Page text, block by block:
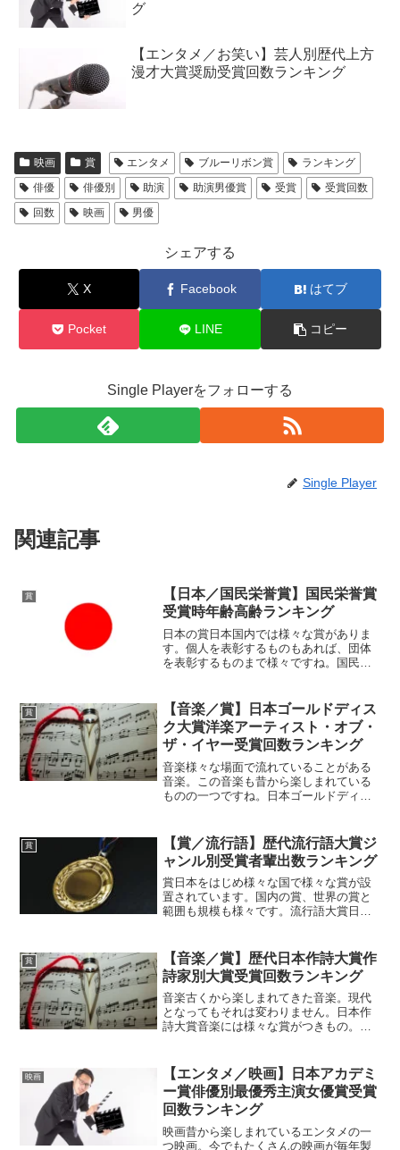
グ
【エンタメ／お笑い】芸人別歴代上方
漫才大賞奨励受賞回数ランキング
映画 賞 エンタメ ブルーリボン賞
ランキング
俳優
俳優別 助演 助演男優賞 受賞
受賞回数
回数
映画 男優
シェアする
X Facebook はてブ
Pocket LINE コピー
Single Playerをフォローする
Single Player
関連記事
賞
【日本／国民栄誉賞】国民栄誉賞
受賞時年齢高齢ランキング
日本の賞日本国内では様々な賞がありま
す。個人を表彰するものもあれば、団体
を表彰するものまで様々ですね。国民栄
国民栄誉賞は日本国民にも広く知られて
いる賞。内閣総理大臣が贈...
賞
【音楽／賞】日本ゴールドディス
ク大賞洋楽アーティスト・オブ・
ザ・イヤー受賞回数ランキング
音楽様々な場面で流れていることがある
音楽。この音楽も昔から楽しまれている
ものの一つですね。日本ゴールドディス
たりしていますが、そこにはそれぞれの
音楽があり、それぞれの良...
賞
【賞／流行語】歴代流行語大賞ジ
ャンル別受賞者輩出数ランキング
賞日本をはじめ様々な国で様々な賞が設
置されています。国内の賞、世界の賞と
範囲も規模も様々です。流行語大賞日本
いる賞であり、その年を象徴するような
言葉が選ばれる賞。認知度...
賞
【音楽／賞】歴代日本作詩大賞作
詩家別大賞受賞回数ランキング
音楽古くから楽しまれてきた音楽。現代
となってもそれは変わりません。日本作
詩大賞音楽には様々な賞がつきもの。テ
存じの方も多いことでしょう。賞ごとに
何を表彰しているのかも変...
映画
【エンタメ／映画】日本アカデミ
ー賞俳優別最優秀主演女優賞受賞
回数ランキング
映画昔から楽しまれているエンタメの一
つ映画。今でもたくさんの映画が毎年製